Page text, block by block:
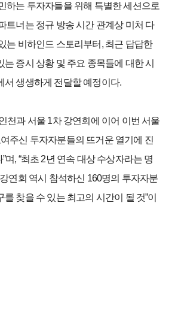
하는 투자자들을 위해 특별한 세션으로
트너는 정규 방송 시간 관계상 미처 다
는 비하인드 스토리부터, 최근 답답한
는 증시 상황 및 주요 종목들에 대한 시
서 생생하게 전달할 예정이다.
천과 서울 1차 강연회에 이어 이번 서울
주신 투자자분들의 뜨거운 열기에 진
며, “최초 2년 연속 대상 수상자라는 명
연회 역시 참석하신 160명의 투자자분
찾을 수 있는 최고의 시간이 될 것”이